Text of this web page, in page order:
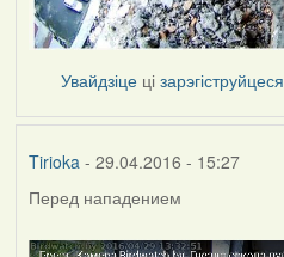
Увайдзіце цізарэгіструйцеся
Tirioka- 29.04.2016 - 15:27
Перед нападением